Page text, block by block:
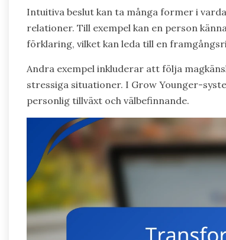
Intuitiva beslut kan ta många former i
relationer. Till exempel kan en person
förklaring, vilket kan leda till en
Andra exempel inkluderar att följa
stressiga situationer. I Grow Younger-
personlig tillväxt och välbefinnande.